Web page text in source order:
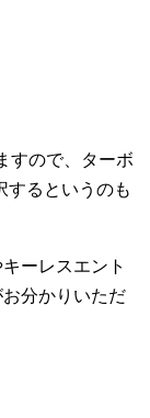
すので、ターボ
するというのも
ーレスエント
分かりいただ